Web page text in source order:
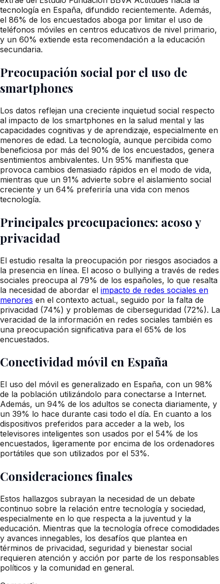
tecnología en España, difundido recientemente. Además,
el 86% de los encuestados aboga por limitar el uso de
teléfonos móviles en centros educativos de nivel primario,
y un 60% extiende esta recomendación a la educación
secundaria.
Preocupación social por el uso de
smartphones
Los datos reflejan una creciente inquietud social respecto
al impacto de los smartphones en la salud mental y las
capacidades cognitivas y de aprendizaje, especialmente en
menores de edad. La tecnología, aunque percibida como
beneficiosa por más del 90% de los encuestados, genera
sentimientos ambivalentes. Un 95% manifiesta que
provoca cambios demasiado rápidos en el modo de vida,
mientras que un 91% advierte sobre el aislamiento social
creciente y un 64% preferiría una vida con menos
tecnología.
Principales preocupaciones: acoso y
privacidad
El estudio resalta la preocupación por riesgos asociados a
la presencia en línea. El acoso o bullying a través de redes
sociales preocupa al 79% de los españoles, lo que resalta
la necesidad de abordar el impacto de redes sociales en
menores en el contexto actual., seguido por la falta de
privacidad (74%) y problemas de ciberseguridad (72%). La
veracidad de la información en redes sociales también es
una preocupación significativa para el 65% de los
encuestados.
Conectividad móvil en España
El uso del móvil es generalizado en España, con un 98%
de la población utilizándolo para conectarse a Internet.
Además, un 94% de los adultos se conecta diariamente, y
un 39% lo hace durante casi todo el día. En cuanto a los
dispositivos preferidos para acceder a la web, los
televisores inteligentes son usados por el 54% de los
encuestados, ligeramente por encima de los ordenadores
portátiles que son utilizados por el 53%.
Consideraciones finales
Estos hallazgos subrayan la necesidad de un debate
continuo sobre la relación entre tecnología y sociedad,
especialmente en lo que respecta a la juventud y la
educación. Mientras que la tecnología ofrece comodidades
y avances innegables, los desafíos que plantea en
términos de privacidad, seguridad y bienestar social
requieren atención y acción por parte de los responsables
políticos y la comunidad en general.